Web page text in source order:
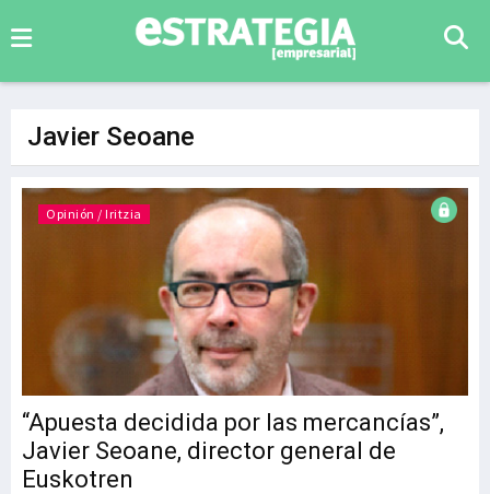
Javier Seoane
“Apuesta decidida por las mercancías”,
Javier Seoane, director general de
Euskotren
Opinión / Iritzia